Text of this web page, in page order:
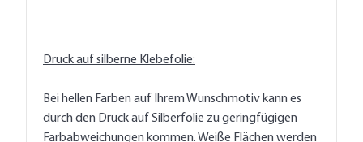
Druck auf silberne Klebefolie:
Bei hellen Farben auf Ihrem Wunschmotiv kann es
durch den Druck auf Silberfolie zu geringfügigen
Farbabweichungen kommen. Weiße Flächen werden